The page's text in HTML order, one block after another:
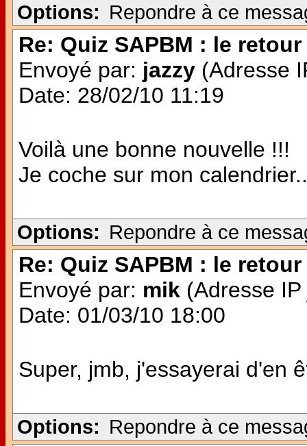
Options: Repondre à ce
Re: Quiz SAPBM : le retour
Envoyé par: jazzy (Adresse
Date: 28/02/10 11:19
Voilà une bonne nouvelle !!!
Je coche sur mon
Options: Repondre à ce
Re: Quiz SAPBM : le retour
Envoyé par: mik (Adresse
Date: 01/03/10 18:00
Super, jmb, j'essayerai d'en
Options: Repondre à ce